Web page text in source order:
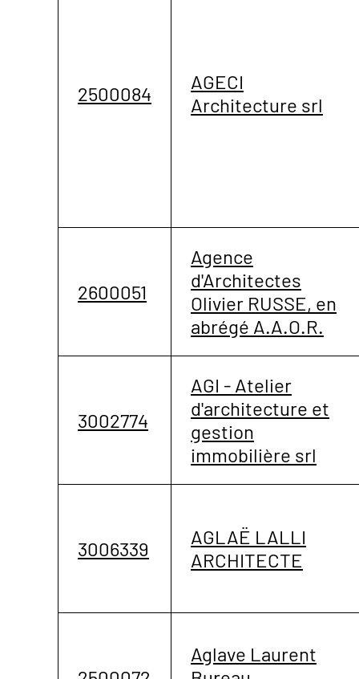
2500084
AGECI
Architecture srl
2600051
Agence
d'Architectes
Olivier RUSSE, en
abrégé A.A.O.R.
3002774
AGI - Atelier
d'architecture et
gestion
immobilière srl
3006339
AGLAË LALLI
ARCHITECTE
Aglave Laurent